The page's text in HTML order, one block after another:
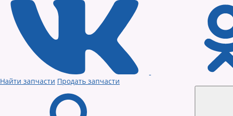
Найти запчасти Продать запчасти